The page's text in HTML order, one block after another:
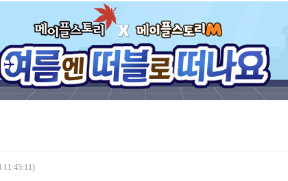
11:45:11)